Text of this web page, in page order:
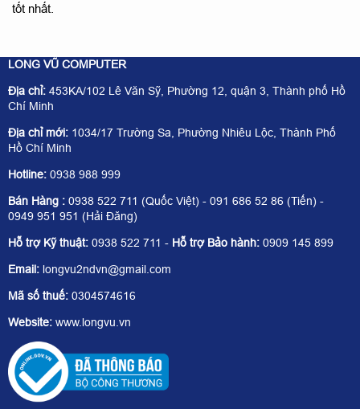
tốt nhất.
LONG VŨ COMPUTER
Địa chỉ: 453KA/102 Lê Văn Sỹ, Phường 12, quận 3, Thành phố Hồ
Chí Minh
Địa chỉ mới: 1034/17 Trường Sa, Phường Nhiêu Lộc, Thành Phố
Hồ Chí Minh
Hotline: 0938 988 999
Bán Hàng : 0938 522 711 (Quốc Việt) - 091 686 52 86 (Tiến) -
0949 951 951 (Hải Đăng)
Hỗ trợ Kỹ thuật: 0938 522 711 - Hỗ trợ Bảo hành: 0909 145 899
Email: longvu2ndvn@gmail.com
Mã số thuế: 0304574616
Website: www.longvu.vn